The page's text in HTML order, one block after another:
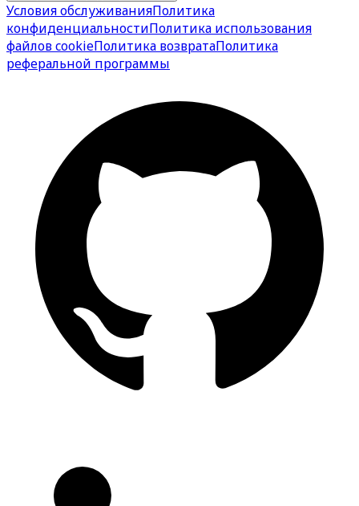
Условия обслуживанияПолитика
конфиденциальностиПолитика использования
файлов cookieПолитика возвратаПолитика
реферальной программы